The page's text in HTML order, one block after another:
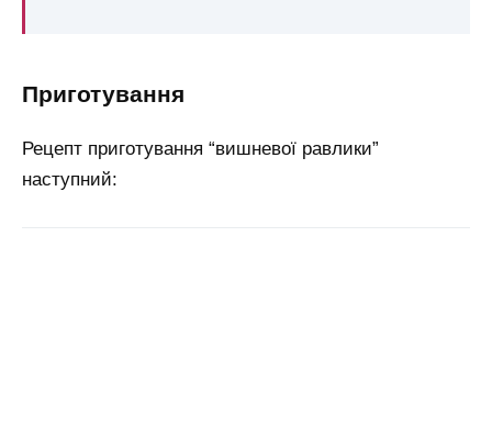
приготування
Рецепт приготування “вишневої равлики”
наступний: